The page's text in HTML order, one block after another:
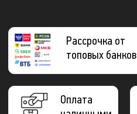
Рассрочка от
топовых банков
Оплата